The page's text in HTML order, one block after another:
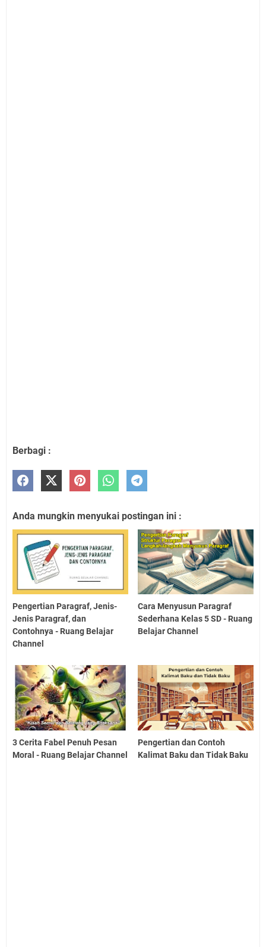
Berbagi :
Anda mungkin menyukai postingan ini :
Pengertian Paragraf, Jenis-
Jenis Paragraf, dan
Contohnya - Ruang Belajar
Channel
Cara Menyusun Paragraf
Sederhana Kelas 5 SD - Ruang
Belajar Channel
3 Cerita Fabel Penuh Pesan
Moral - Ruang Belajar Channel
Pengertian dan Contoh
Kalimat Baku dan Tidak Baku